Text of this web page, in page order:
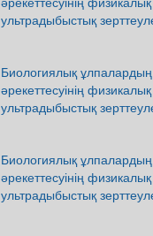
ультрадыбыстық
Биологиялық
әрекеттесуінің
ультрадыбыстық
Биологиялық
әрекеттесуінің
ультрадыбыстық